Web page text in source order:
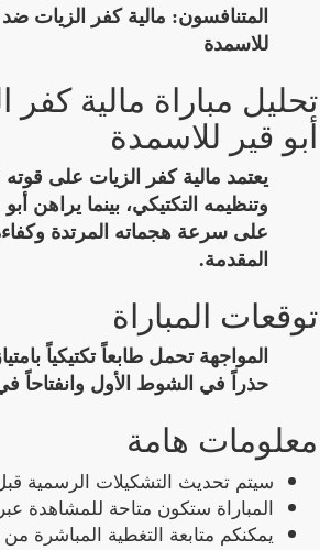
المتنافسون: مالية كفر الزيات ضد
للاسمدة
تحليل مباراة مالية
أبو قير للاسمدة
يعتمد مالية كفر الزيات على
وتنظيمه التكتيكي، بينما يراهن
على سرعة هجماته المرتدة
المقدمة.
توقعات المباراة
المواجهة تحمل طابعاً تكتيكياً
حذراً في الشوط الأول وانفتاحاً
معلومات هامة
سيتم تحديث التشكيلات الرسمية
المباراة ستكون متاحة للمشاهدة
يمكنكم متابعة التغطية المباشرة